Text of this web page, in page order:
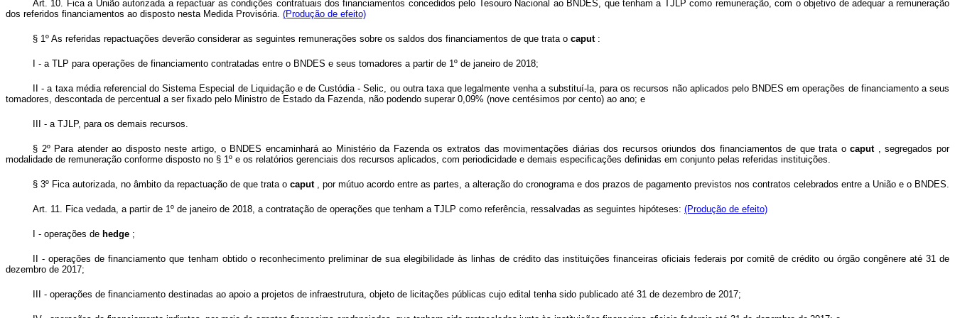
Art. 10. Fica a União autorizada a repactuar as condições contratuais dos financiamentos concedidos pelo Tesouro Nacional ao BNDES, que tenham a TJLP como remuneração, com o objetivo de adequar a remuneração
dos referidos financiamentos ao disposto nesta Medida Provisória. (Produção de efeito)
§ 1º As referidas repactuações deverão considerar as seguintes remunerações sobre os saldos dos financiamentos de que trata o caput :
I - a TLP para operações de financiamento contratadas entre o BNDES e seus tomadores a partir de 1º de janeiro de 2018;
II - a taxa média referencial do Sistema Especial de Liquidação e de Custódia - Selic, ou outra taxa que legalmente venha a substituí-la, para os recursos não aplicados pelo BNDES em operações de financiamento a seus
tomadores, descontada de percentual a ser fixado pelo Ministro de Estado da Fazenda, não podendo superar 0,09% (nove centésimos por cento) ao ano; e
III - a TJLP, para os demais recursos.
§ 2º Para atender ao disposto neste artigo, o BNDES encaminhará ao Ministério da Fazenda os extratos das movimentações diárias dos recursos oriundos dos financiamentos de que trata ocaput , segregados por
modalidade de remuneração conforme disposto no § 1º e os relatórios gerenciais dos recursos aplicados, com periodicidade e demais especificações definidas em conjunto pelas referidas instituições.
§ 3º Fica autorizada, no âmbito da repactuação de que trata o caput , por mútuo acordo entre as partes, a alteração do cronograma e dos prazos de pagamento previstos nos contratos celebrados entre a União e o BNDES.
Art. 11. Fica vedada, a partir de 1º de janeiro de 2018, a contratação de operações que tenham a TJLP como referência, ressalvadas as seguintes hipóteses: (Produção de efeito)
I - operações de hedge ;
II - operações de financiamento que tenham obtido o reconhecimento preliminar de sua elegibilidade às linhas de crédito das instituições financeiras oficiais federais por comitê de crédito ou órgão congênere até 31 de
dezembro de 2017;
III - operações de financiamento destinadas ao apoio a projetos de infraestrutura, objeto de licitações públicas cujo edital tenha sido publicado até 31 de dezembro de 2017;